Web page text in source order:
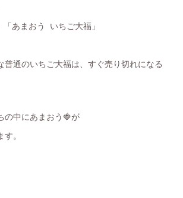
あまおう いちご大福」
普通のいちご大福は、すぐ売り切れになる
の中にあまおう🍓が
。